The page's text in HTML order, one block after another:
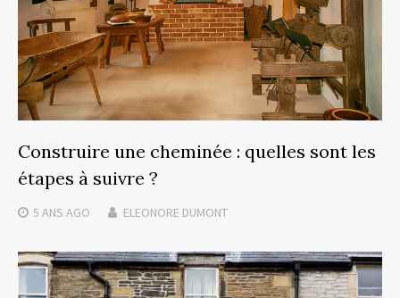
Construire une cheminée : quelles sont les
étapes à suivre ?
5 ANS AGO ELEONORE DUMONT